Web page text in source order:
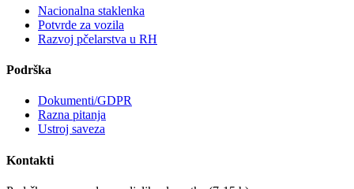
Nacionalna staklenka
Potvrde za vozila
Razvoj pčelarstva u RH
Podrška
Dokumenti/GDPR
Razna pitanja
Ustroj saveza
Kontakti